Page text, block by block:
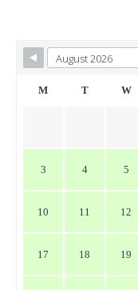
ビ
ゲ
M T W
3 4 5
10 11 12
17 18 19